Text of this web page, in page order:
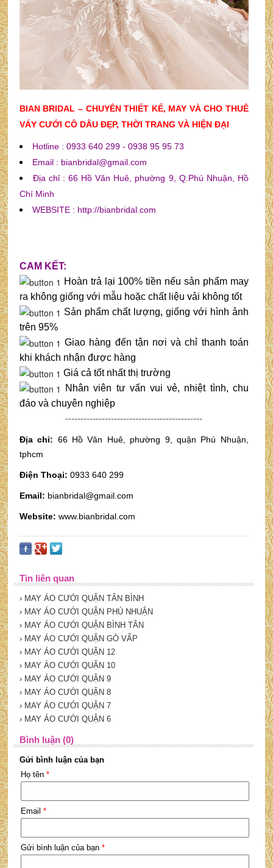
BIAN BRIDAL – CHUYÊN THIẾT KẾ, MAY VÀ CHO THUÊ
VÁY CƯỚI CÔ DÂU ĐẸP, THỜI TRANG VÀ HIỆN ĐẠI
Hotline : 0933 640 299 - 0938 95 95 73
Email : bianbridal@gmail.com
Địa chỉ : 66 Hồ Văn Huê, phường 9, Q.Phú Nhuận, Hồ
Chí Minh
WEBSITE : http://bianbridal.com
CAM KẾT:
Hoàn trả lại 100% tiền nếu sản phẩm may
ra không giống với mẫu hoặc chất liệu vải không tốt
Sản phẩm chất lượng, giống với hình ảnh
trên 95%
Giao hàng đến tận nơi và chỉ thanh toán
khi khách nhận được hàng
Giá cả tốt nhất thị trường
Nhân viên tư vấn vui vẻ, nhiệt tình, chu
đáo và chuyên nghiệp
---------------------------------------------
Địa chỉ: 66 Hồ Văn Huê, phường 9, quận Phú Nhuận,
tphcm
Điện Thoại: 0933 640 299
Email: bianbridal@gmail.com
Website: www.bianbridal.com
Tin liên quan
› MAY ÁO CƯỚI QUẬN TÂN BÌNH
› MAY ÁO CƯỚI QUẬN PHÚ NHUẬN
› MAY ÁO CƯỚI QUẬN BÌNH TÂN
› MAY ÁO CƯỚI QUẬN GÒ VẤP
› MAY ÁO CƯỚI QUẬN 12
› MAY ÁO CƯỚI QUẬN 10
› MAY ÁO CƯỚI QUẬN 9
› MAY ÁO CƯỚI QUẬN 8
› MAY ÁO CƯỚI QUẬN 7
› MAY ÁO CƯỚI QUẬN 6
Bình luận (0)
Gửi bình luận của bạn
Họ tên *
Email *
Gửi bình luận của bạn *